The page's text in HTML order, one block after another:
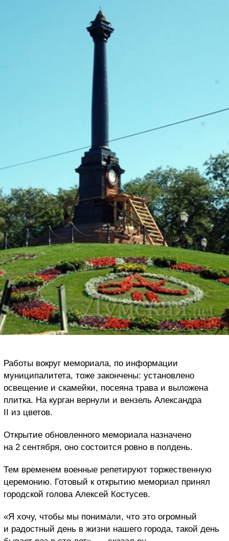
Работы вокруг мемориала, по информации
муниципалитета, тоже закончены: установлено
освещение и скамейки, посеяна трава и выложена
плитка. На курган вернули и вензель Александра
II из цветов.
Открытие обновленного мемориала назначено
на 2 сентября, оно состоится ровно в полдень.
Тем временем военные репетируют торжественную
церемонию. Готовый к открытию мемориал принял
городской голова Алексей Костусев.
«Я хочу, чтобы мы понимали, что это огромный
и радостный день в жизни нашего города, такой день